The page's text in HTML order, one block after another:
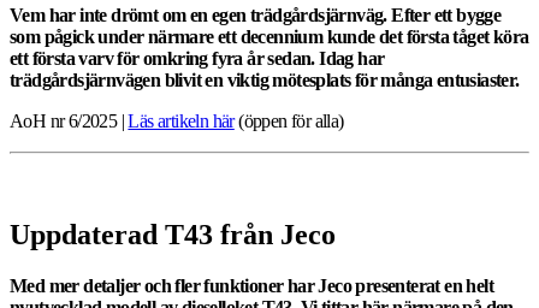
Vem har inte drömt om en egen trädgårdsjärnväg. Efter ett bygge
som pågick under närmare ett decennium kunde det första tåget köra
ett första varv för omkring fyra år sedan. Idag har
trädgårdsjärnvägen blivit en viktig mötesplats för många entusiaster.
AoH nr 6/2025 |Läs artikeln här(öppen för alla)
Uppdaterad T43 från Jeco
Med mer detaljer och fler funktioner har Jeco presenterat en helt